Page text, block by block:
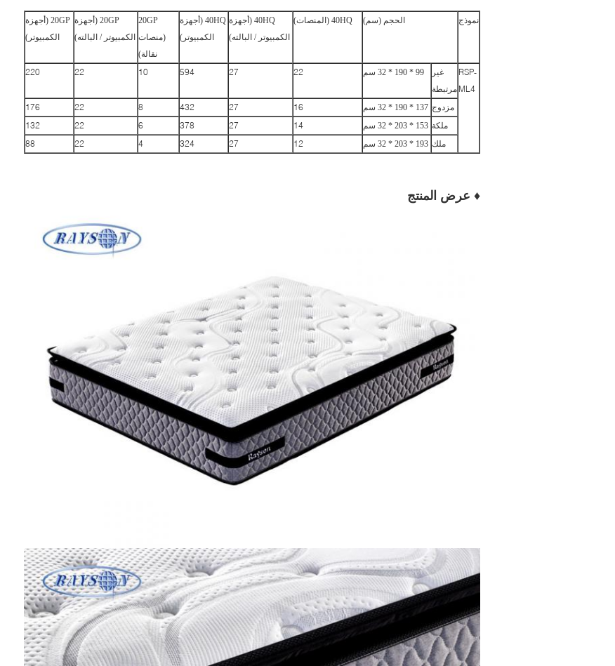
نموذج الحجم (سم) 40HQ (المنصات)
40HQ (أجهزة
الكمبيوتر / البالته)
40HQ (أجهزة
الكمبيوتر)
20GP
(منصات
نقالة)
20GP (أجهزة
الكمبيوتر / البالته)
20GP (أجهزة
الكمبيوتر)
RSP-
ML4
غير
مرتبطة
99 * 190 * 32 سم 22
27
594
10
22
220
مزدوج 137 * 190 * 32 سم 16
27
432
8
22
176
ملكة 153 * 203 * 32 سم 14
27
378
6
22
132
ملك 193 * 203 * 32 سم 12
27
324
4
22
88
♦ عرض المنتج